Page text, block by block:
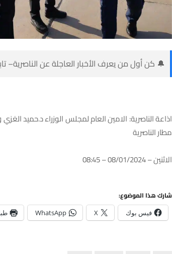
🔔 كن أول من يعرف الأخبار العاجلة عن
اذاعة الناصرية: الامين العام لمجلس الوزراء د.حميد
مطار الناصرية
الاثنين – 08/01/2024 – 08:45
شارك هذا الموضوع:
فيس بوك X
WhatsApp